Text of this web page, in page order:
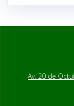
Av. 20 de